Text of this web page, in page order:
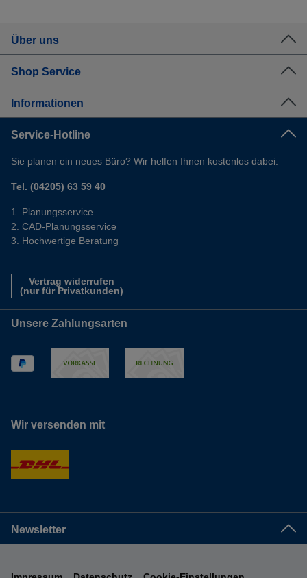
Über uns
Shop Service
Informationen
Service-Hotline
Sie planen ein neues Büro? Wir helfen Ihnen kostenlos dabei.
Tel. (04205) 63 59 40
Planungsservice
CAD-Planungsservice
Hochwertige Beratung
Vertrag widerrufen
(nur für Privatkunden)
Unsere Zahlungsarten
Wir versenden mit
Newsletter